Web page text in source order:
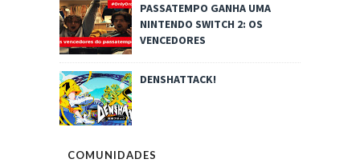
PASSATEMPO GANHA UMA
NINTENDO SWITCH 2: OS
VENCEDORES
DENSHATTACK!
COMUNIDADES